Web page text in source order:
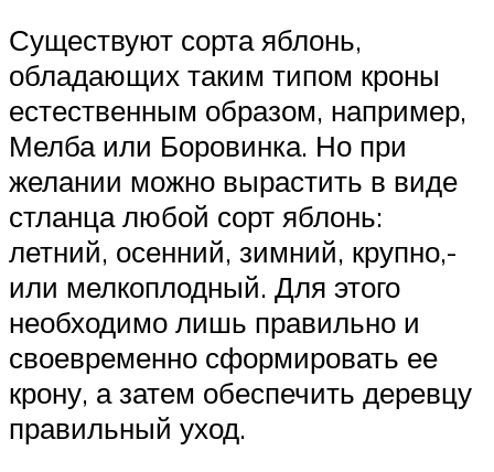
Существуют сорта яблонь,
обладающих таким типом кроны
естественным образом, например,
Мелба или Боровинка. Но при
желании можно вырастить в виде
стланца любой сорт яблонь:
летний, осенний, зимний, крупно,-
или мелкоплодный. Для этого
необходимо лишь правильно и
своевременно сформировать ее
крону, а затем обеспечить деревцу
правильный уход.